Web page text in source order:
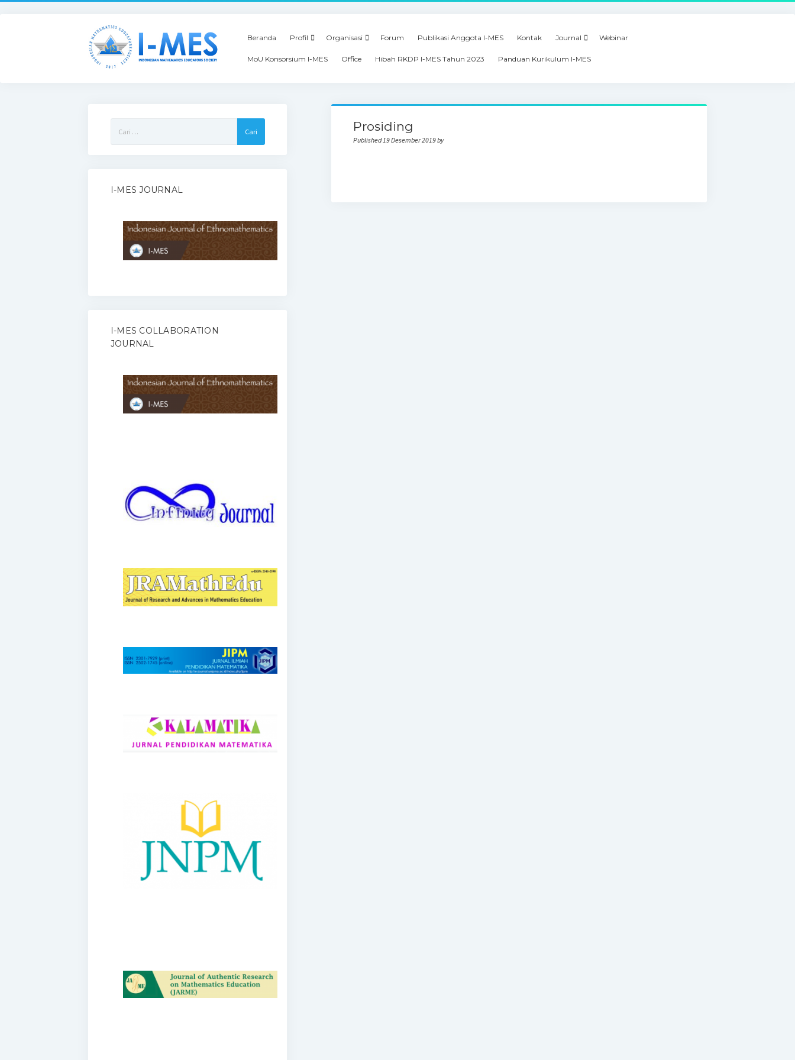
Beranda Profil Organisasi Forum Publikasi Anggota I-MES Kontak Journal Webinar
MoU Konsorsium I-MES Office Hibah RKDP I-MES Tahun 2023 Panduan Kurikulum I-MES
untuk:
I-MES JOURNAL
I-MES COLLABORATION
JOURNAL
Prosiding
Published 19 Desember 2019 by